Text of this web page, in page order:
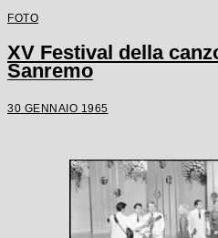
FOTO
XV Festival della
Sanremo
30 GENNAIO 1965